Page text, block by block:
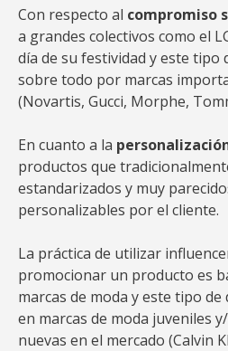
Con respecto al compromiso
a grandes colectivos como el
día de su festividad y este tipo
sobre todo por marcas
(Novartis, Gucci, Morphe,
En cuanto a la
productos que
estandarizados y muy
personalizables por el cliente.
La práctica de utilizar
promocionar un producto es
marcas de moda y este tipo
en marcas de moda juveniles
nuevas en el mercado (Calvin